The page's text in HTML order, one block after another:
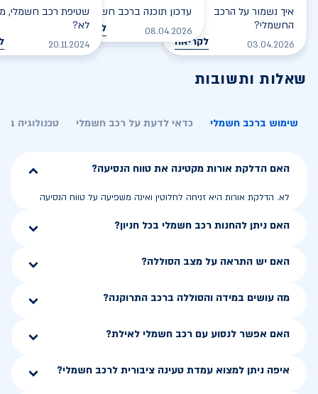
איך נשמור על הרכב
החשמלי?
03.04.2026 לקריאה
עדכון תוכנה ברכב חשמלי
08.04.2026 לקריאה
שטיפת רכב חשמלי,
לא?
20.11.2024
שאלות ותשובות
שימוש ברכב חשמלי כדאי לדעת על רכב חשמלי טכנולוגיה
האם הדלקת אורות מקטינה את טווח הנסיעה?
לא. הדלקת אורות היא זניחה לחלוטין ואינה משפיעה על טווח הנסיעה
האם ניתן להחנות רכב חשמלי בכל חניון?
האם יש התראה על מצב הסוללה?
מה עושים במידה והסוללה ברכב התרוקנה?
האם אפשר לנסוע עם רכב חשמלי לאילת?
איפה ניתן למצוא עמדת טעינה ציבורית לרכב חשמלי?